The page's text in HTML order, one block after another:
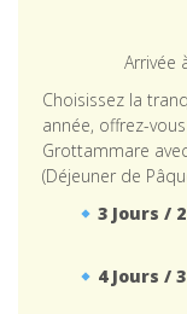
Arrivée
Choisissez la
année, offrez-
Grottammare
(Déjeuner de
3 Jours /
4 Jours /